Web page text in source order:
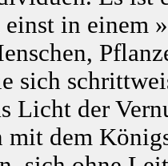
einst in einem
sich
Licht der
mit dem